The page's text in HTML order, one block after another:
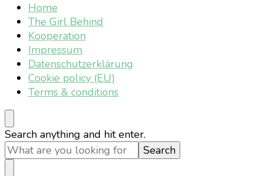
Home
The Girl Behind
Kooperation
Impressum
Datenschutzerklärung
Cookie policy (EU)
Terms & conditions
Looking
for
Something?
Search anything and hit enter.